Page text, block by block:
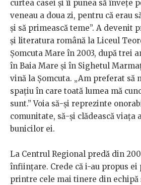
curtea casei și îi punea să învețe
veneau a doua zi, pentru că erau
și să primească teme”. A devenit
și literatura română la Liceul
Șomcuta Mare în 2003, după trei
în Baia Mare și în Sighetul
vină la Șomcuta. „Am preferat să
spațiu în care toată lumea mă
sunt.” Voia să-și reprezinte
comunitate, să-și clădească viața
bunicilor ei.
La Centrul Regional predă din
înființare. Crede că i-au propus ei
printre cele mai tinere din echipă